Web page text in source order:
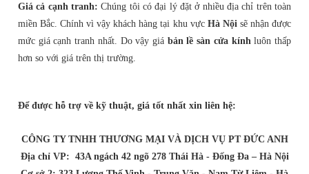
Giá cả cạnh tranh: Chúng tôi có đại lý đặt ở nhiều địa chỉ trên toàn
miền Bắc. Chính vì vậy khách hàng tại khu vực Hà Nộisẽ nhận được
mức giá cạnh tranh nhất. Do vậy giá bản lề sàn cửa kínhluôn thấp
hơn so với giá trên thị trường.
Để được hỗ trợ về kỹ thuật, giá tốt nhất xin liên hệ:
CÔNG TY TNHH THƯƠNG MẠI VÀ DỊCH VỤ PTĐỨC ANH
Địa chỉ VP: 43A ngách 42 ngõ 278 Thái Hà - Đống Đa – Hà Nội